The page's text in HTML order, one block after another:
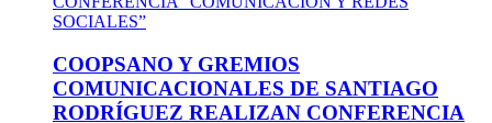
COOPSANO Y GREMIOS
COMUNICACIONALES DE SANTIAGO
RODRÍGUEZ REALIZAN CONFERENCIA